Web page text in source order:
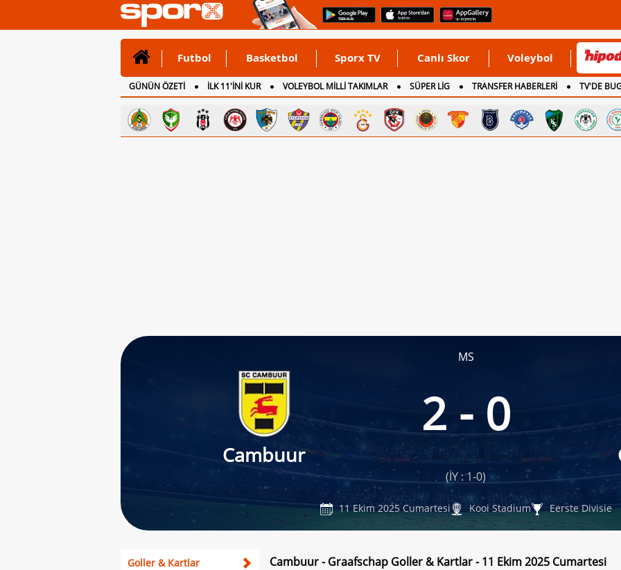
Futbol Basketbol Sporx TV Canlı Skor Voleybol
GÜNÜN ÖZETİ İLK 11'İNİ KUR VOLEYBOL MİLLİ TAKIMLAR SÜPER LİG TRANSFER HABERLERİ TV'DE
CANLI ANLATIM
İNGİLTERE
MS
Cambuur
2 - 0
(İY : 1-0)
11 Ekim 2025 Cumartesi Kooi Stadium Eerste Divisie
Goller & Kartlar Cambuur - Graafschap Goller & Kartlar - 11 Ekim 2025 Cumartesi